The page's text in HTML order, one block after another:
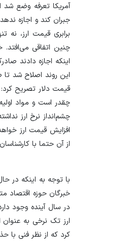
آمریکا تعرفه وضع
جبران کند و اجازه
برابری قیمت ارز،
چنین اتفاقی
اینکه اجازه دادند
این روند اصلاح شد تا
قیمت دلار تصریح کرد:
چقدر است و مواد
چشم‌انداز نرخ ارز
افزایش قیمت ارز
از آن حتما با
با توجه به اینکه در
در سال آینده وجود
ارز تک نرخی به
کرد که از نظر فنی